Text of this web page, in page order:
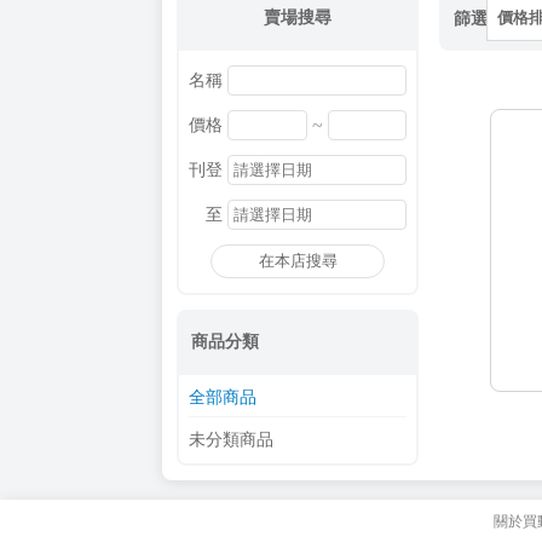
賣場搜尋
名稱
價格 ~
刊登
至
在本店搜尋
商品分類
全部商品
未分類商品
篩選 價格
關於買